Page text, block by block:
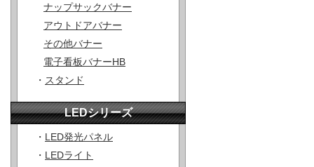
ナップサックバナー
アウトドアバナー
その他バナー
電子看板バナーHB
・ スタンド
LEDシリーズ
・ LED発光パネル
・ LEDライト